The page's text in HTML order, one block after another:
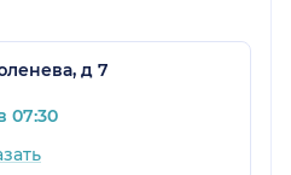
д 7
07:30